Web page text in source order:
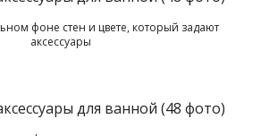
фоне стен и цвете, который задают
аксессуары